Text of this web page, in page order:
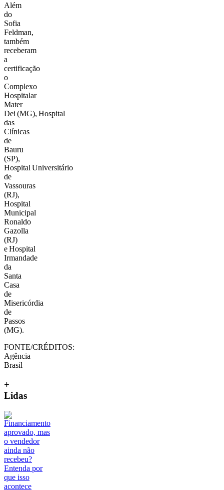
Além
do
Sofia
Feldman,
também
receberam
a
certificação
o
Complexo
Hospitalar
Mater
Dei (MG), Hospital
das
Clínicas
de
Bauru
(SP),
Hospital Universitário
de
Vassouras
(RJ),
Hospital
Municipal
Ronaldo
Gazolla
(RJ)
e Hospital
Irmandade
da
Santa
Casa
de
Misericórdia
de
Passos
(MG).
FONTE/CRÉDITOS:
Agência
Brasil
+
Lidas